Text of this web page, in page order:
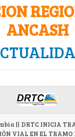
ANCASH
|| DRTC INICIA
VIAL EN EL TRAMO